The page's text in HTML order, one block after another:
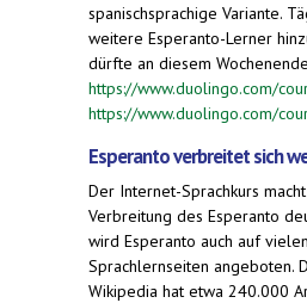
spanischsprachige Variante.
weitere Esperanto-Lerner
dürfte an diesem
https://www.duolingo.com/
https://www.duolingo.com/
Esperanto verbreitet sich
Der Internet-Sprachkurs
Verbreitung des Esperanto
wird Esperanto auch auf
Sprachlernseiten angeboten.
Wikipedia hat etwa 240.000